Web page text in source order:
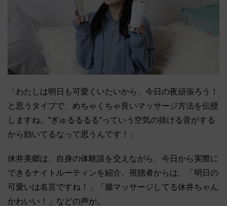
「わたしは明日も可愛くいたいから、今日の夜頑張ろう！
と思うタイプで、めちゃくちゃ良いマッサージ方法を伝授
しますね。“ぎゅるるるる“っていう空気の抜ける音がする
から効いてるなって思うんです！」
休井美郷は、自身の体験談を交えながら、今日から実際に
できるナイトルーティンを紹介。視聴者からは、「明日の
可愛いは名言ですね！」「腸マッサージしてる休井ちゃん
かわいい！」などの声が。